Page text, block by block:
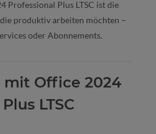
Professional Plus LTSC ist die
produktiv arbeiten möchten –
oder Abonnements.
mit Office 2024
LTSC